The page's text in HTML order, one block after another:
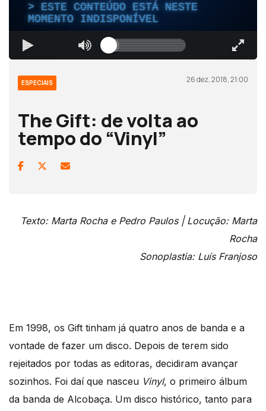
ESTE CONTEÚDO ESTÁ NESTE
MOMENTO INDISPONÍVEL
ESPECIAIS 26 dez, 2018, 21:00
The Gift: de volta ao
tempo do “Vinyl”
Texto: Marta Rocha e Pedro Paulos | Locução: Marta
Rocha
Sonoplastia: Luís Franjoso
Em 1998, os Gift tinham já quatro anos de banda e a
vontade de fazer um disco. Depois de terem sido
rejeitados por todas as editoras, decidiram avançar
sozinhos. Foi daí que nasceu Vinyl, o primeiro álbum
da banda de Alcobaça. Um disco histórico, tanto para